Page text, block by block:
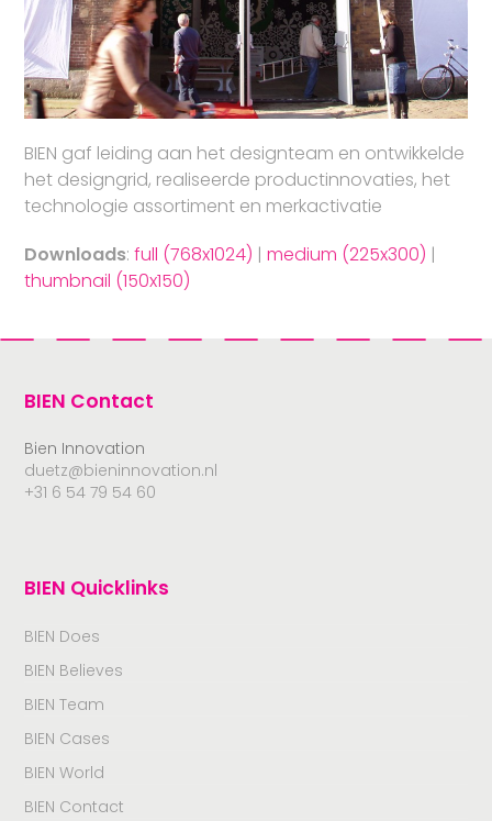
BIEN gaf leiding aan het designteam en ontwikkelde
het designgrid, realiseerde productinnovaties, het
technologie assortiment en merkactivatie
Downloads:full (768x1024) |medium (225x300) |
thumbnail (150x150)
BIEN Contact
Bien Innovation
duetz@bieninnovation.nl
+31 6 54 79 54 60
BIEN Quicklinks
BIEN Does
BIEN Believes
BIEN Team
BIEN Cases
BIEN World
BIEN Contact